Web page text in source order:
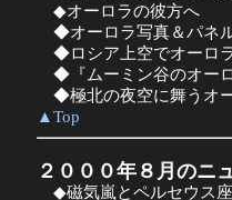
◆オーロラの彼方へ
◆オーロラ写真＆パネ
◆ロシア上空でオーロ
◆『ムーミン谷のオー
◆極北の夜空に舞うオ
▲Top
２０００年８月のニ
◆磁気嵐とペルセウス